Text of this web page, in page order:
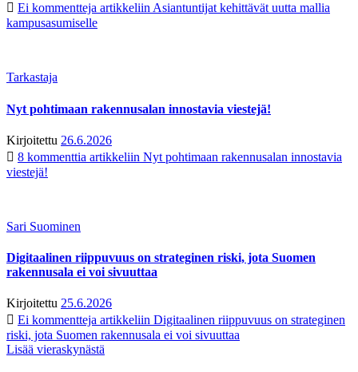
Ei kommentteja artikkeliin Asiantuntijat kehittävät uutta mallia
kampusasumiselle
Tarkastaja
Nyt pohtimaan rakennusalan innostavia viestejä!
Kirjoitettu 26.6.2026
8 kommenttia artikkeliin Nyt pohtimaan rakennusalan innostavia
viestejä!
Sari Suominen
Digitaalinen riippuvuus on strateginen riski, jota Suomen
rakennusala ei voi sivuuttaa
Kirjoitettu 25.6.2026
Ei kommentteja artikkeliin Digitaalinen riippuvuus on strateginen
riski, jota Suomen rakennusala ei voi sivuuttaa
Lisää vieraskynästä